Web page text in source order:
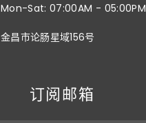
Mon-Sat: 07:00AM - 05:00PM
金昌市论肠星域156号
订阅邮箱